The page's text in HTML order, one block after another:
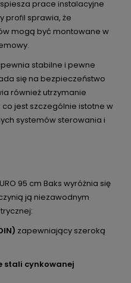
prace instalacyjne
profil sprawia, że
mogą być montowane w
stabilne i pewne
się na bezpieczeństwo
również utrzymanie
jest szczególnie istotne w
systemów sterowania i
95 cm Baks wyróżnia się
ją niezawodnym
zapewniający szeroką
stali cynkowanej